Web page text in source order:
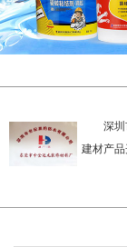
深圳市
建材产